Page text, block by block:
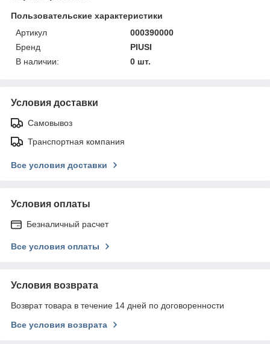
Пользовательские характеристики
Артикул
000390000
Бренд
PIUSI
В наличии:
0 шт.
Условия доставки
Самовывоз
Транспортная компания
Все условия доставки
Условия оплаты
Безналичный расчет
Все условия оплаты
Условия возврата
Возврат товара в течение 14 дней по договоренности
Все условия возврата